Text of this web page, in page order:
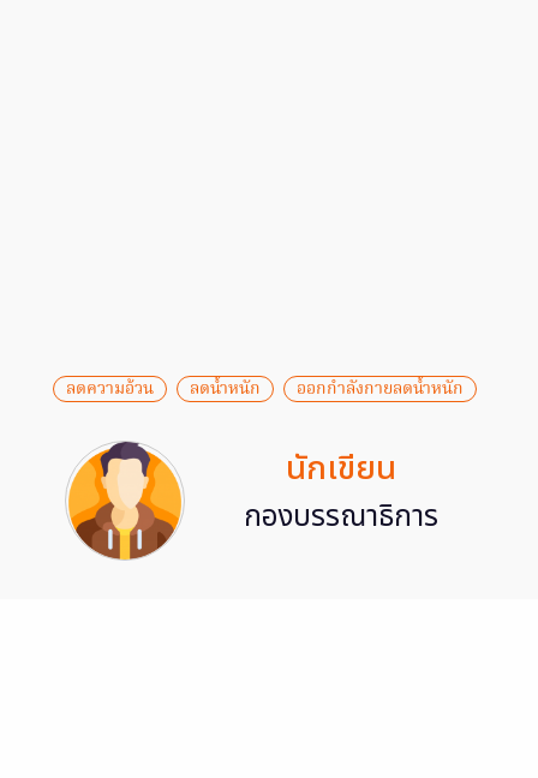
ลดความอ้วน ลดน้ำหนัก ออกกำลังกายลดน้ำหนัก
นักเขียน
กองบรรณาธิการ